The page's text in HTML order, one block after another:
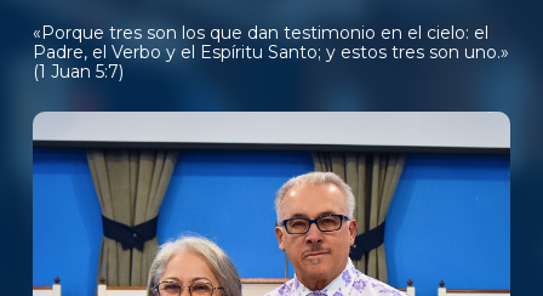
«Porque tres son los que dan testimonio en el cielo: el
Padre, el Verbo y el Espíritu Santo; y estos tres son uno.»
(1 Juan 5:7)